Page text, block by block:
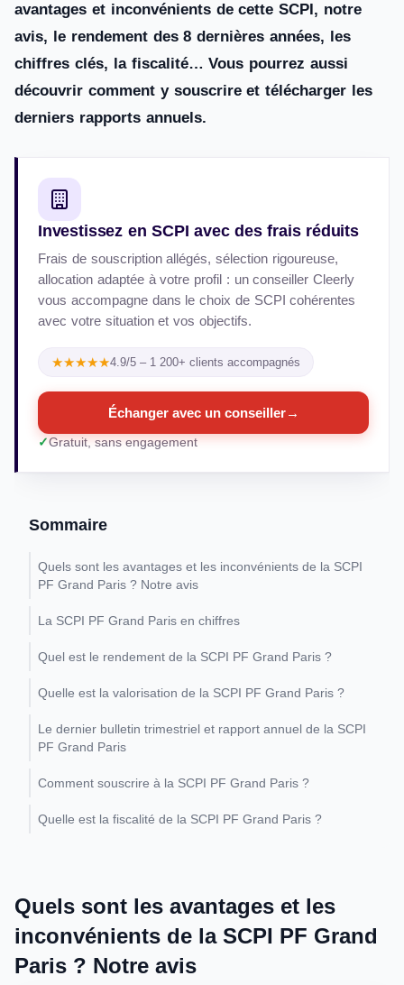
avantages et inconvénients de cette SCPI, notre
avis, le rendement des 8 dernières années, les
chiffres clés, la fiscalité… Vous pourrez aussi
découvrir comment y souscrire et télécharger les
derniers rapports annuels.
Investissez en SCPI avec des frais réduits
Frais de souscription allégés, sélection rigoureuse,
allocation adaptée à votre profil : un conseiller Cleerly
vous accompagne dans le choix de SCPI cohérentes
avec votre situation et vos objectifs.
★★★★★4.9/5 – 1 200+ clients accompagnés
Échanger avec un conseiller→
Gratuit, sans engagement
Sommaire
Quels sont les avantages et les inconvénients de la SCPI
PF Grand Paris ? Notre avis
La SCPI PF Grand Paris en chiffres
Quel est le rendement de la SCPI PF Grand Paris ?
Quelle est la valorisation de la SCPI PF Grand Paris ?
Le dernier bulletin trimestriel et rapport annuel de la SCPI
PF Grand Paris
Comment souscrire à la SCPI PF Grand Paris ?
Quelle est la fiscalité de la SCPI PF Grand Paris ?
Quels sont les avantages et les
inconvénients de la SCPI PF Grand
Paris ? Notre avis